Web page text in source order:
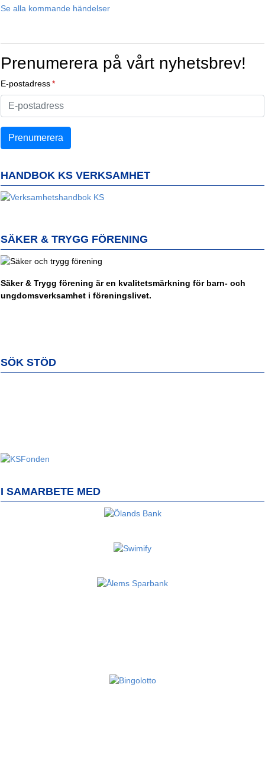
Se alla kommande händelser
Prenumerera på vårt nyhetsbrev!
E-postadress
HANDBOK KS VERKSAMHET
SÄKER & TRYGG FÖRENING
Säker & Trygg förening är en kvalitetsmärkning för barn- och
ungdomsverksamhet i föreningslivet.
SÖK STÖD
I SAMARBETE MED